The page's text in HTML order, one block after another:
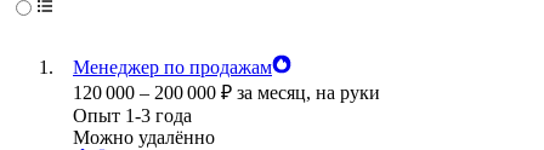
Менеджер по продажам
120 000 – 200 000 ₽ за месяц, на руки
Опыт 1-3 года
Можно удалённо